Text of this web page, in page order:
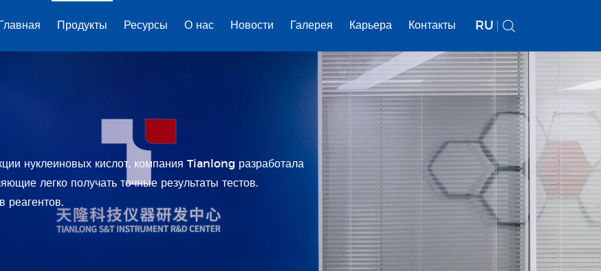
Главная Продукты Ресурсы О нас Новости Галерея Карьера Контакты RU
нуклеиновых кислот, компания Tianlong разработала
легко получать точные результаты тестов.
реагентов.